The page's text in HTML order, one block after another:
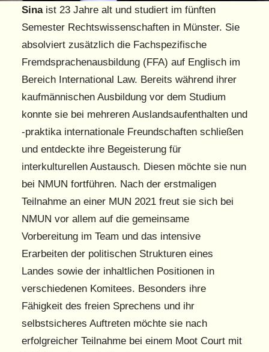
Sinaist 23 Jahre alt und studiert im fünften
Semester Rechtswissenschaften in Münster. Sie
absolviert zusätzlich die Fachspezifische
Fremdsprachenausbildung (FFA) auf Englisch im
Bereich International Law. Bereits während ihrer
kaufmännischen Ausbildung vor dem Studium
konnte sie bei mehreren Auslandsaufenthalten und
-praktika internationale Freundschaften schließen
und entdeckte ihre Begeisterung für
interkulturellen Austausch. Diesen möchte sie nun
bei NMUN fortführen. Nach der erstmaligen
Teilnahme an einer MUN 2021 freut sie sich bei
NMUN vor allem auf die gemeinsame
Vorbereitung im Team und das intensive
Erarbeiten der politischen Strukturen eines
Landes sowie der inhaltlichen Positionen in
verschiedenen Komitees. Besonders ihre
Fähigkeit des freien Sprechens und ihr
selbstsicheres Auftreten möchte sie nach
erfolgreicher Teilnahme bei einem Moot Court mit